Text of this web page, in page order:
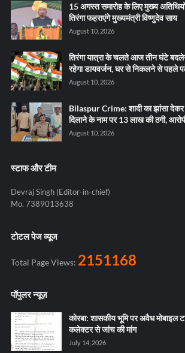
15 अगस्त समारोह के लिए मुख्य
तिरंगा फहराएंगे मुख्यमंत्री विष्णुदेव साय
August 10, 2026
तिरंगा यात्रा के चलते आज तीन घंटे
रहेगा डायवर्जन, घर से निकलने से पहले
August 10, 2026
Bilaspur Crime: शादी का झांसा देकर
दिलाने के नाम पर 13 लाख की ठगी,
August 10, 2026
स्टाफ और टीम
Devraj Singh (Editor-in-chief)
Mo. 7389013638
टोटल पेज व्यूज
Total Page Views: 2151168
पॉपुलर न्यूज़
कोरबा: शासकीय भूमि पर अवैध मोबाइल
कलेक्टर से जांच की मांग
July 14, 2026